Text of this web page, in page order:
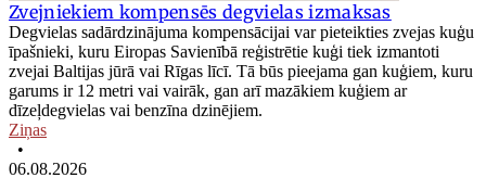
Zvejniekiem kompensēs degvielas izmaksas
Degvielas sadārdzinājuma kompensācijai var pieteikties zvejas kuģu
īpašnieki, kuru Eiropas Savienībā reģistrētie kuģi tiek izmantoti
zvejai Baltijas jūrā vai Rīgas līcī. Tā būs pieejama gan kuģiem, kuru
garums ir 12 metri vai vairāk, gan arī mazākiem kuģiem ar
dīzeļdegvielas vai benzīna dzinējiem.
Ziņas
•
06.08.2026